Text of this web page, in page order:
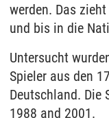
werden. Das
und bis in die
Untersucht
Spieler aus den
Deutschland. Die
1988 and 2001.